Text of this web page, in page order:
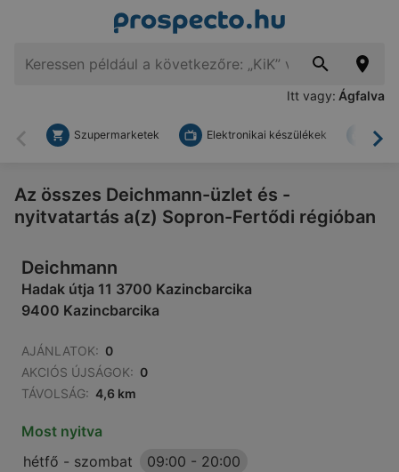
Itt vagy: Ágfalva
Vissza
Szupermarketek Elektronikai készülékek
Az összes Deichmann-üzlet és -
nyitvatartás a(z) Sopron-Fertődi régióban
Deichmann
Hadak útja 11 3700 Kazincbarcika
9400 Kazincbarcika
AJÁNLATOK: 0
AKCIÓS ÚJSÁGOK: 0
TÁVOLSÁG: 4,6 km
Most nyitva
hétfő - szombat
09:00 - 20:00